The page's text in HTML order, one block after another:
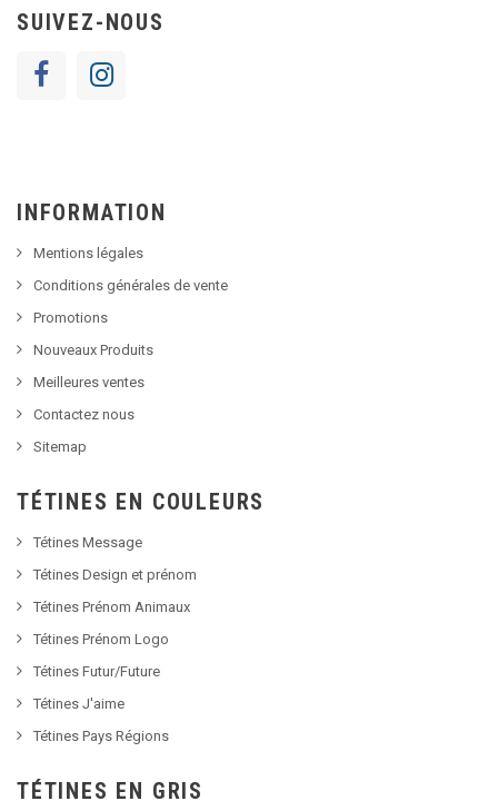
SUIVEZ-NOUS
INFORMATION
Mentions légales
Conditions générales de vente
Promotions
Nouveaux Produits
Meilleures ventes
Contactez nous
Sitemap
TÉTINES EN COULEURS
Tétines Message
Tétines Design et prénom
Tétines Prénom Animaux
Tétines Prénom Logo
Tétines Futur/Future
Tétines J'aime
Tétines Pays Régions
TÉTINES EN GRIS